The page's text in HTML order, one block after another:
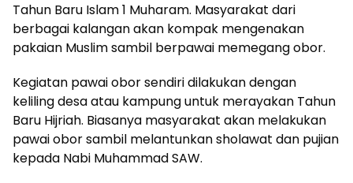
Tahun Baru Islam 1 Muharam. Masyarakat dari
berbagai kalangan akan kompak mengenakan
pakaian Muslim sambil berpawai memegang obor.
Kegiatan pawai obor sendiri dilakukan dengan
keliling desa atau kampung untuk merayakan Tahun
Baru Hijriah. Biasanya masyarakat akan melakukan
pawai obor sambil melantunkan sholawat dan pujian
kepada Nabi Muhammad SAW.